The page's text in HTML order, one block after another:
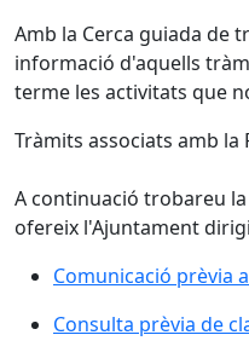
Amb la Cerca guiada de
informació d'aquells
terme les activitats que
Tràmits associats amb la
A continuació trobareu
ofereix l'Ajuntament
Comunicació prèvia
Consulta prèvia de